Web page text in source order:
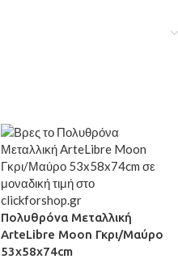
Πολυθρόνα Μεταλλική
ArteLibre Moon Γκρι/Μαύρο
53x58x74cm